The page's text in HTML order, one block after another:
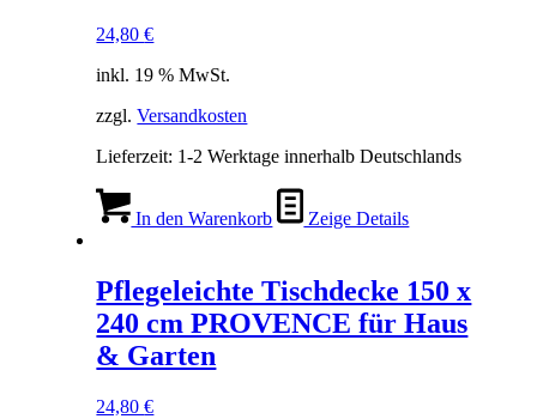
24,80€
inkl. 19 % MwSt.
zzgl.Versandkosten
Lieferzeit: 1-2 Werktage innerhalb Deutschlands
In den Warenkorb Zeige Details
Pflegeleichte Tischdecke 150 x
240 cm PROVENCE für Haus
& Garten
24,80€